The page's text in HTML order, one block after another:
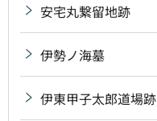
安宅丸繋留地跡
伊勢ノ海墓
伊東甲子太郎道場跡